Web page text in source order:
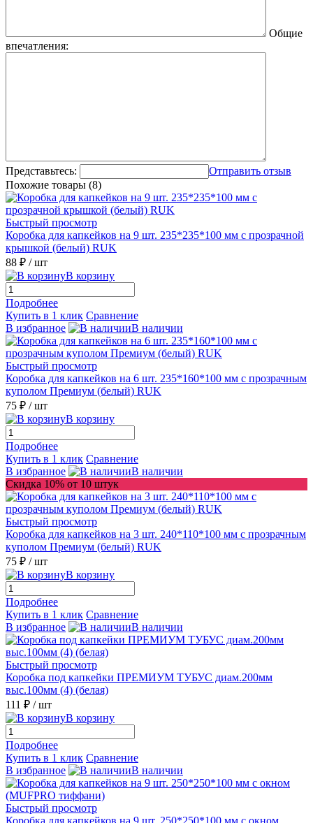
Общие
впечатления:
Представьтесь:
Отправить отзыв
Похожие товары (8)
Быстрый просмотр
Коробка для капкейков на 9 шт. 235*235*100 мм с прозрачной
крышкой (белый) RUK
88 ₽ / шт
В корзину
Подробнее
Купить в 1 клик Сравнение
В избранное
В наличии
Быстрый просмотр
Коробка для капкейков на 6 шт. 235*160*100 мм с прозрачным
куполом Премиум (белый) RUK
75 ₽ / шт
В корзину
Подробнее
Купить в 1 клик Сравнение
В избранное
В наличии
Скидка 10% от 10 штук
Быстрый просмотр
Коробка для капкейков на 3 шт. 240*110*100 мм с прозрачным
куполом Премиум (белый) RUK
75 ₽ / шт
В корзину
Подробнее
Купить в 1 клик Сравнение
В избранное
В наличии
Быстрый просмотр
Коробка под капкейки ПРЕМИУМ ТУБУС диам.200мм
выс.100мм (4) (белая)
111 ₽ / шт
В корзину
Подробнее
Купить в 1 клик Сравнение
В избранное
В наличии
Быстрый просмотр
Коробка для капкейков на 9 шт. 250*250*100 мм с окном